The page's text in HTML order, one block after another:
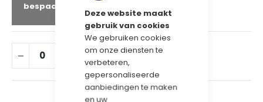
Deze website maakt
gebruik van cookies
We gebruiken cookies
om onze diensten te
verbeteren,
gepersonaliseerde
aanbiedingen te maken
en uw
bespaar
IN WINKELWAGEN